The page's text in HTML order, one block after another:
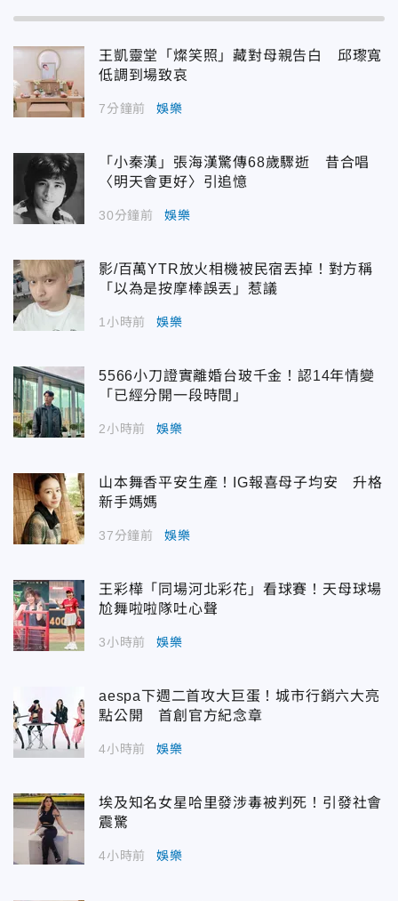
王凱靈堂「燦笑照」藏對母親告白 邱瓈寬
低調到場致哀
7分鐘前 娛樂
「小秦漢」張海漢驚傳68歲驟逝 昔合唱
〈明天會更好〉引追憶
30分鐘前 娛樂
影/百萬YTR放火相機被民宿丟掉！對方稱
「以為是按摩棒誤丟」惹議
1小時前 娛樂
5566小刀證實離婚台玻千金！認14年情變
「已經分開一段時間」
2小時前 娛樂
山本舞香平安生產！IG報喜母子均安 升格
新手媽媽
37分鐘前 娛樂
王彩樺「同場河北彩花」看球賽！天母球場
尬舞啦啦隊吐心聲
3小時前 娛樂
aespa下週二首攻大巨蛋！城市行銷六大亮
點公開 首創官方紀念章
4小時前 娛樂
埃及知名女星哈里發涉毒被判死！引發社會
震驚
4小時前 娛樂